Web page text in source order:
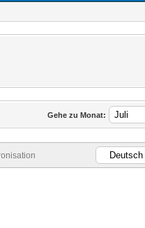
Gehe zu Monat: